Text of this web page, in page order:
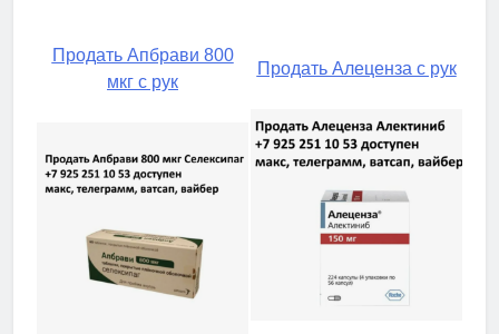
Продать Апбрави 800
мкг с рук
Продать Алеценза с рук